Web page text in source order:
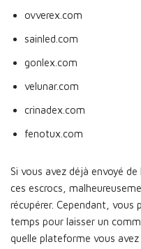
ovverex.com
sainled.com
gonlex.com
velunar.com
crinadex.com
fenotux.com
Si vous avez déjà envoyé
ces escrocs,
récupérer. Cependant, vous
temps pour laisser un
quelle plateforme vous